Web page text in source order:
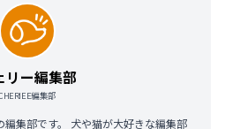
リー編集部
編集部
集部です。 犬や猫が大好きな編集部